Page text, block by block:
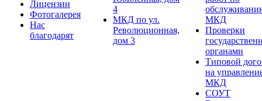
Лицензии
Фотогалерея
Нас
благодарят
4
МКД по ул.
Революционная,
дом 3
МКД
Проверки
органами
Типовой
на
МКД
СОУТ